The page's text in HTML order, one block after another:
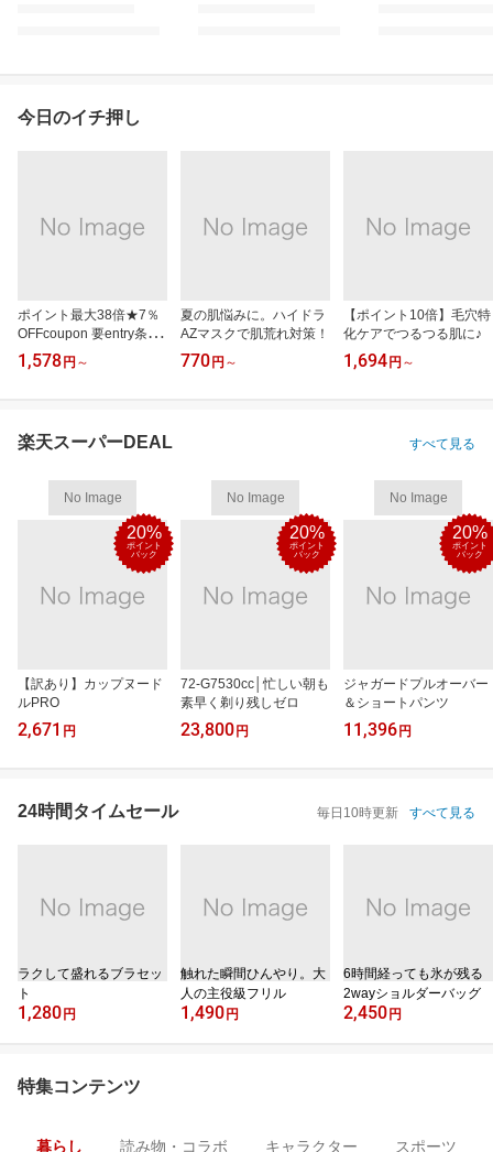
今日のイチ押し
ポイント最大38倍★7％
OFFcoupon 要entry条件
有
1,578 円 ～
夏の肌悩みに。ハイドラ
AZマスクで肌荒れ対策！
770 円 ～
【ポイント10倍】毛穴特
化ケアでつるつる肌に♪
1,694 円 ～
楽天スーパーDEAL すべて見る
No Image
20%
ポイント
バック
【訳あり】カップヌード
ルPRO
2,671 円
No Image
20%
ポイント
バック
72-G7530cc│忙しい朝も
素早く剃り残しゼロ
23,800 円
No Image
20%
ポイント
バック
ジャガードプルオーバー
＆ショートパンツ
11,396 円
24時間タイムセール 毎日10時更新 すべて見る
ラクして盛れるブラセッ
ト
1,280 円
触れた瞬間ひんやり。大
人の主役級フリル
1,490 円
6時間経っても氷が残る
2wayショルダーバッグ
2,450 円
特集コンテンツ
暮らし 読み物・コラボ キャラクター スポーツ